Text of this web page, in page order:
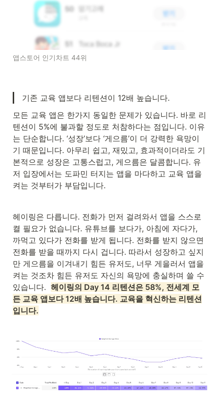
앱스토어 인기차트 44위
기존 교육 앱보다 리텐션이 12배 높습니다.
모든 교육 앱은 한가지 동일한 문제가 있습니다. 바로 리
텐션이 5%에 불과할 정도로 처참하다는 점입니다. 이유
는 단순합니다. ‘성장’보다 ‘게으름’이 더 강력한 욕망이
기 때문입니다. 아무리 쉽고, 재밌고, 효과적이더라도 기
본적으로 성장은 고통스럽고, 게으름은 달콤합니다. 유
저 입장에서는 도파민 터지는 앱을 마다하고 교육 앱을
켜는 것부터가 부담입니다.
헤이링은 다릅니다. 전화가 먼저 걸려와서 앱을 스스로
켤 필요가 없습니다. 유튜브를 보다가, 아침에 자다가,
까먹고 있다가 전화를 받게 됩니다. 전화를 받지 않으면
전화를 받을 때까지 다시 겁니다. 따라서 성장하고 싶지
만 게으름을 이겨내기 힘든 유저도, 너무 게을러서 앱을
켜는 것조차 힘든 유저도 자신의 욕망에 충실하며 쓸 수
있습니다. 헤이링의 Day 14 리텐션은 58%, 전세계 모
든 교육 앱보다 12배 높습니다. 교육을 혁신하는 리텐션
입니다.